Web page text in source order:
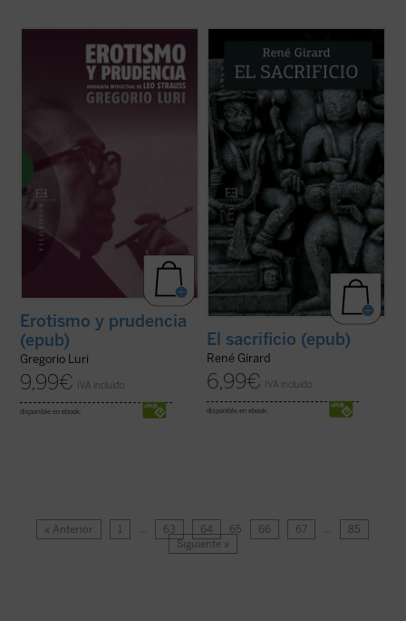
¿Quién era Leo Strauss y qué decía
exactamente? Hay quienes se jactan de
haber descubierto el «indiscutible carácter
falocrático» de su filosofía, quienes lo ven
como el constructor moderno del «mito de
la tradición» y quienes alimentan ...(ver
Erotismo y prudencia
(epub)
Gregorio Luri
9,99€ IVA incluido
disponible en ebook:
humana. El griego queda a oscuras, los
vedas se acercan a su desvelamiento, pero
sólo el cristianismo lo pone en evidencia y
lo desamortiza. Y, con esta acción
desmitificadora, deja también en ...
ficha)
El sacrificio (epub)
René Girard
6,99€ IVA incluido
disponible en ebook:
« Anterior 1 … 63 64 65 66 67 …
85
Siguiente »